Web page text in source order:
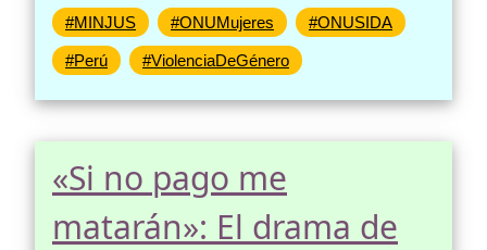
#MINJUS #ONUMujeres #ONUSIDA
#Perú #ViolenciaDeGénero
«Si no pago me
matarán»: El drama de